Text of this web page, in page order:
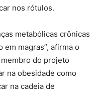
nos rótulos.
metabólicas crônicas
magras”, afirma o
do projeto
na obesidade como
na cadeia de